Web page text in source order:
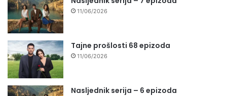
11/06/2026
Tajne prošlosti 68 epizoda
11/06/2026
Nasljednik serija – 6 epizoda